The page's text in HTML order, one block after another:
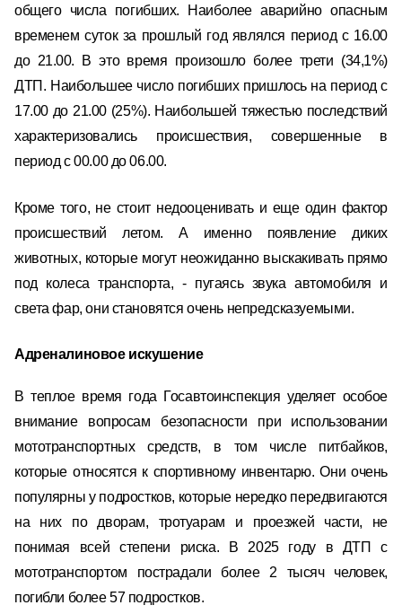
общего числа погибших. Наиболее аварийно опасным
временем суток за прошлый год являлся период с 16.00
до 21.00. В это время произошло более трети (34,1%)
ДТП. Наибольшее число погибших пришлось на период с
17.00 до 21.00 (25%). Наибольшей тяжестью последствий
характеризовались происшествия, совершенные в
период с 00.00 до 06.00.
Кроме того, не стоит недооценивать и еще один фактор
происшествий летом. А именно появление диких
животных, которые могут неожиданно выскакивать прямо
под колеса транспорта, - пугаясь звука автомобиля и
света фар, они становятся очень непредсказуемыми.
Адреналиновое искушение
В теплое время года Госавтоинспекция уделяет особое
внимание вопросам безопасности при использовании
мототранспортных средств, в том числе питбайков,
которые относятся к спортивному инвентарю. Они очень
популярны у подростков, которые нередко передвигаются
на них по дворам, тротуарам и проезжей части, не
понимая всей степени риска. В 2025 году в ДТП с
мототранспортом пострадали более 2 тысяч человек,
погибли более 57 подростков.